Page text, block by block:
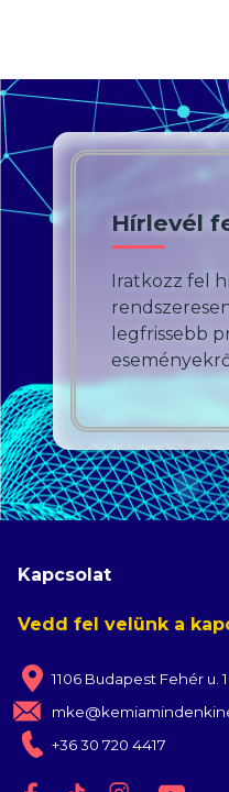
Hírlevél
Iratkozz fel
legfrissebb
Kapcsolat
Vedd fel velünk a
1106 Budapest Fehér u.
+36 30 720 4417